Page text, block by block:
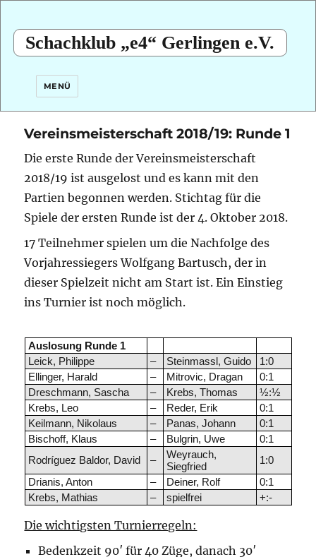
Schachklub „e4“ Gerlingen e.V.
MENÜ
Vereinsmeisterschaft 2018/19: Runde 1
Die erste Runde der Vereinsmeisterschaft
2018/19 ist ausgelost und es kann mit den
Partien begonnen werden. Stichtag für die
Spiele der ersten Runde ist der 4. Oktober 2018.
17 Teilnehmer spielen um die Nachfolge des
Vorjahressiegers Wolfgang Bartusch, der in
dieser Spielzeit nicht am Start ist. Ein Einstieg
ins Turnier ist noch möglich.
Auslosung Runde 1
Leick, Philippe
– Steinmassl, Guido
1:0
Ellinger, Harald
– Mitrovic, Dragan
0:1
Dreschmann, Sascha
– Krebs, Thomas
½:½
Krebs, Leo
– Reder, Erik
0:1
Keilmann, Nikolaus
– Panas, Johann
0:1
Bischoff, Klaus
– Bulgrin, Uwe
0:1
Rodríguez Baldor, David
–
Weyrauch,
Siegfried
1:0
Drianis, Anton
– Deiner, Rolf
0:1
Krebs, Mathias
– spielfrei +:-
Die wichtigsten Turnierregeln:
Bedenkzeit 90′ für 40 Züge, danach 30′